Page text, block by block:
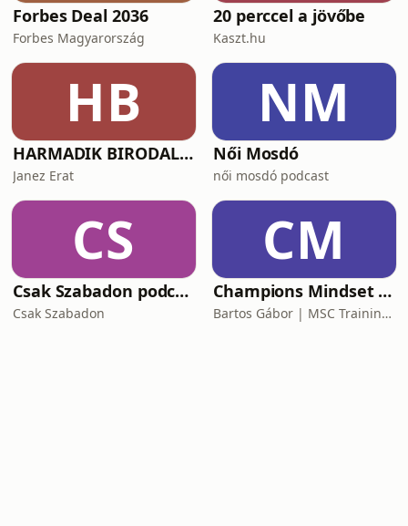
Forbes Deal 2036
Forbes Magyarország
20 perccel a jövőbe
Kaszt.hu
HB
HARMADIK BIRODALOM – a nemzetiszocializmus története
Janez Erat
NM
Női Mosdó
női mosdó podcast
CS
Csak Szabadon podcast
Csak Szabadon
CM
Champions Mindset Podcast
Bartos Gábor | MSC Training Group